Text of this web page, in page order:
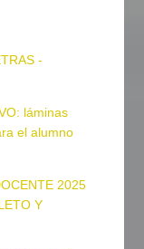
-
láminas
el alumno
2025
Y